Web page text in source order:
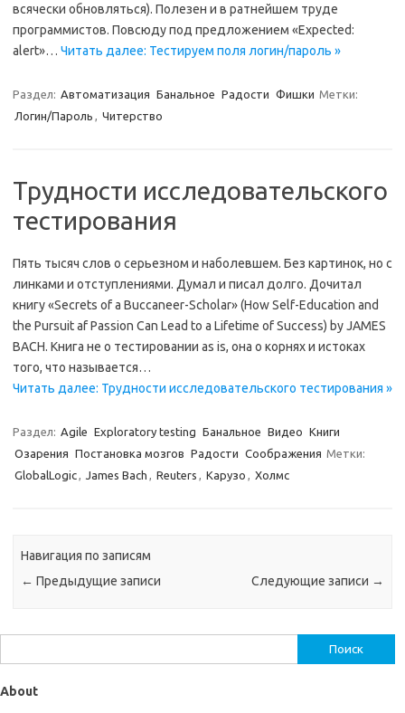
всячески обновляться). Полезен и в ратнейшем труде
программистов. Повсюду под предложением «Expected:
alert»… Читать далее: Тестируем поля логин/пароль »
Раздел: Автоматизация Банальное Радости Фишки Метки:
Логин/Пароль , Читерство
Трудности исследовательского
тестирования
Пять тысяч слов о серьезном и наболевшем. Без картинок, но с
линками и отступлениями. Думал и писал долго. Дочитал
книгу «Secrets of a Buccaneer-Scholar» (How Self-Education and
the Pursuit af Passion Can Lead to a Lifetime of Success) by JAMES
BACH. Книга не о тестировании as is, она о корнях и истоках
того, что называется…
Читать далее: Трудности исследовательского тестирования »
Раздел: Agile Exploratory testing Банальное Видео Книги
Озарения Постановка мозгов Радости Соображения Метки:
GlobalLogic, James Bach , Reuters , Карузо , Холмс
Навигация по записям
← Предыдущие записи Следующие записи →
About